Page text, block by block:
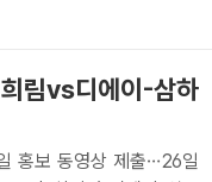
림vs디에이-삼하
홍보 동영상 제출…26일